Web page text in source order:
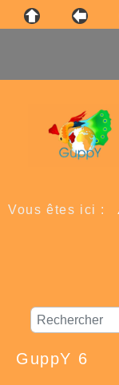
Vous êtes ici :
GuppY 6